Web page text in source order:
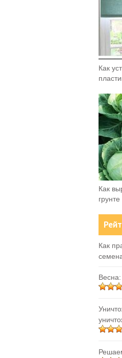
Как
Как
грунте
Как